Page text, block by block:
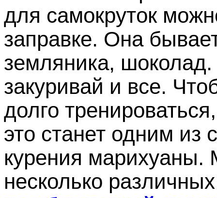
для самокруток
заправке. Она
земляника, шоколад.
закуривай и все.
долго
это станет одним
курения марихуаны.
несколько